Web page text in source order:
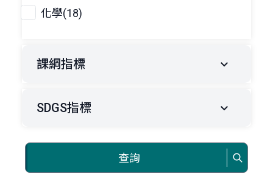
化學(18)
課綱指標
SDGS指標
查詢